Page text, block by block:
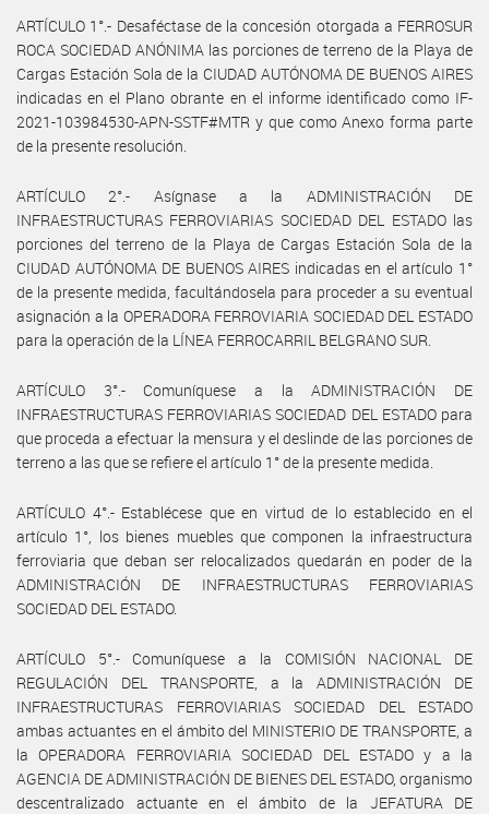
ARTÍCULO 1°.- Desaféctase de la concesión otorgada a FERROSUR
ROCA SOCIEDAD ANÓNIMA las porciones de terreno de la Playa de
Cargas Estación Sola de la CIUDAD AUTÓNOMA DE BUENOS AIRES
indicadas en el Plano obrante en el informe identificado como IF-
2021-103984530-APN-SSTF#MTR y que como Anexo forma parte
de la presente resolución.
ARTÍCULO 2°.- Asígnase a la ADMINISTRACIÓN DE
INFRAESTRUCTURAS FERROVIARIAS SOCIEDAD DEL ESTADO las
porciones del terreno de la Playa de Cargas Estación Sola de la
CIUDAD AUTÓNOMA DE BUENOS AIRES indicadas en el artículo 1°
de la presente medida, facultándosela para proceder a su eventual
asignación a la OPERADORA FERROVIARIA SOCIEDAD DEL ESTADO
para la operación de la LÍNEA FERROCARRIL BELGRANO SUR.
ARTÍCULO 3°.- Comuníquese a la ADMINISTRACIÓN DE
INFRAESTRUCTURAS FERROVIARIAS SOCIEDAD DEL ESTADO para
que proceda a efectuar la mensura y el deslinde de las porciones de
terreno a las que se refiere el artículo 1° de la presente medida.
ARTÍCULO 4°.- Establécese que en virtud de lo establecido en el
artículo 1°, los bienes muebles que componen la infraestructura
ferroviaria que deban ser relocalizados quedarán en poder de la
ADMINISTRACIÓN DE INFRAESTRUCTURAS FERROVIARIAS
SOCIEDAD DEL ESTADO.
ARTÍCULO 5°.- Comuníquese a la COMISIÓN NACIONAL DE
REGULACIÓN DEL TRANSPORTE, a la ADMINISTRACIÓN DE
INFRAESTRUCTURAS FERROVIARIAS SOCIEDAD DEL ESTADO
ambas actuantes en el ámbito del MINISTERIO DE TRANSPORTE, a
la OPERADORA FERROVIARIA SOCIEDAD DEL ESTADO y a la
AGENCIA DE ADMINISTRACIÓN DE BIENES DEL ESTADO, organismo
descentralizado actuante en el ámbito de la JEFATURA DE